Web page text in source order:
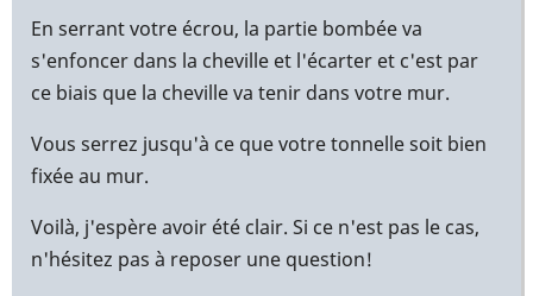
En serrant votre écrou, la partie bombée va
s'enfoncer dans la cheville et l'écarter et c'est par
ce biais que la cheville va tenir dans votre mur.
Vous serrez jusqu'à ce que votre tonnelle soit bien
fixée au mur.
Voilà, j'espère avoir été clair. Si ce n'est pas le cas,
n'hésitez pas à reposer une question!